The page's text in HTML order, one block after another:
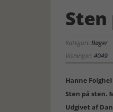
Sten
Kategori:Bøger
Visninger:4049
Hanne Foighel
Sten på sten.
Udgivet af